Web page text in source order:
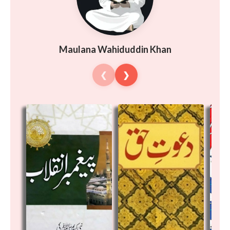
Maulana Wahiduddin Khan
❮ ❯